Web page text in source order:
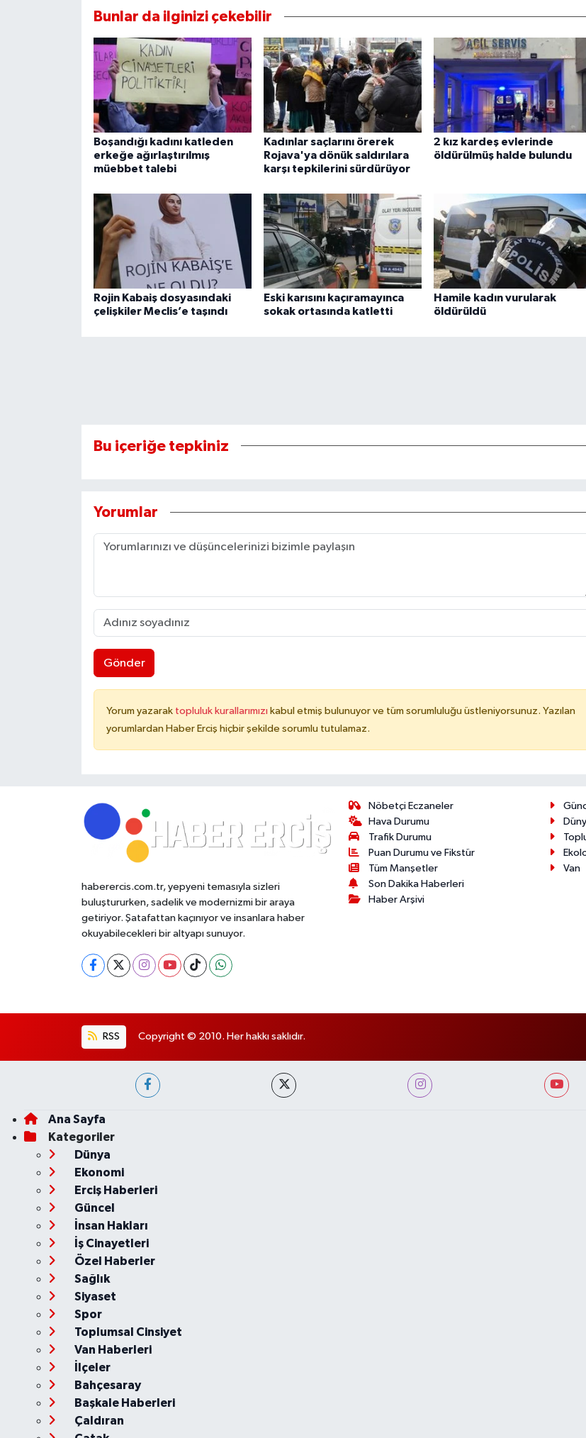
Bunlar da ilginizi çekebilir
Boşandığı kadını katleden
erkeğe ağırlaştırılmış
müebbet talebi
Kadınlar saçlarını örerek
Rojava'ya dönük saldırılara
karşı tepkilerini sürdürüyor
2 kız kardeş evlerinde
öldürülmüş halde bulundu
Rojin Kabaiş dosyasındaki
çelişkiler Meclis’e taşındı
Eski karısını kaçıramayınca
sokak ortasında katletti
Hamile kadın vurularak
öldürüldü
Bu içeriğe tepkiniz
Yorumlar
Gönder
Yorum yazarak topluluk kurallarımızı kabul etmiş bulunuyor ve tüm sorumluluğu üstleniyorsunuz. Yazılan
yorumlardan Haber Erciş hiçbir şekilde sorumlu tutulamaz.
haberercis.com.tr, yepyeni temasıyla sizleri
buluştururken, sadelik ve modernizmi bir araya
getiriyor. Şatafattan kaçınıyor ve insanlara haber
okuyabilecekleri bir altyapı sunuyor.
Nöbetçi Eczaneler
Hava Durumu
Trafik Durumu
Puan Durumu ve Fikstür
Tüm Manşetler
Son Dakika Haberleri
Haber Arşivi
Van
RSS Copyright © 2010. Her hakkı saklıdır.
Ana Sayfa
Kategoriler
Dünya
Ekonomi
Erciş Haberleri
Güncel
İnsan Hakları
İş Cinayetleri
Özel Haberler
Sağlık
Siyaset
Spor
Toplumsal Cinsiyet
Van Haberleri
İlçeler
Bahçesaray
Başkale Haberleri
Çaldıran